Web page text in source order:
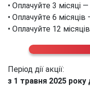
• Оплачуйте 3 місяці
• Оплачуйте 6
• Оплачуйте 12
Період дії акції:
з 1 травня 2025